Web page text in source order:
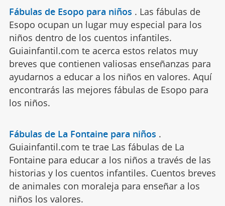
Fábulas de Esopo para niños . Las fábulas de
Esopo ocupan un lugar muy especial para los
niños dentro de los cuentos infantiles.
Guiainfantil.com te acerca estos relatos muy
breves que contienen valiosas enseñanzas para
ayudarnos a educar a los niños en valores. Aquí
encontrarás las mejores fábulas de Esopo para
los niños.
Fábulas de La Fontaine para niños .
Guiainfantil.com te trae Las fábulas de La
Fontaine para educar a los niños a través de las
historias y los cuentos infantiles. Cuentos breves
de animales con moraleja para enseñar a los
niños los valores.